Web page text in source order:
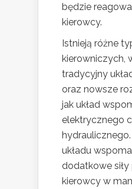
będzie
kierowcy.
Istnieją różne
kierowniczych,
tradycyjny
oraz nowsze
jak układ
elektrycznego
układu
dodatkowe
kierowcy w